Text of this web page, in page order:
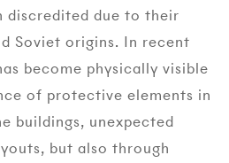
discredited due to their
Soviet origins. In recent
become physically visible
of protective elements in
buildings, unexpected
but also through